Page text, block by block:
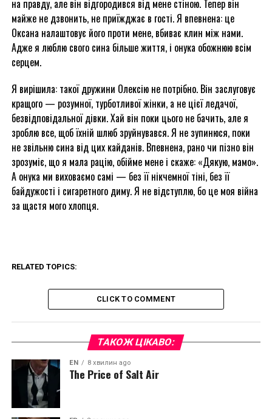
на правду, але він відгородився від мене стіною. Тепер він
майже не дзвонить, не приїжджає в гості. Я впевнена: це
Оксана налаштовує його проти мене, вбиває клин між нами.
Адже я люблю свого сина більше життя, і онука обожнюю всім
серцем.
Я вирішила: такої дружини Олексію не потрібно. Він заслуговує
кращого — розумної, турботливої жінки, а не цієї ледачої,
безвідповідальної дівки. Хай він поки цього не бачить, але я
зроблю все, щоб їхній шлюб зруйнувався. Я не зупинюся, поки
не звільню сина від цих кайданів. Впевнена, рано чи пізно він
зрозуміє, що я мала рацію, обійме мене і скаже: «Дякую, мамо».
А онука ми виховаємо самі — без її нікчемної тіні, без її
байдужості і сигаретного диму. Я не відступлю, бо це моя війна
за щастя мого хлопця.
RELATED TOPICS:
CLICK TO COMMENT
ТАКОЖ ЦІКАВО:
EN 8 хвилин ago
The Price of Salt Air